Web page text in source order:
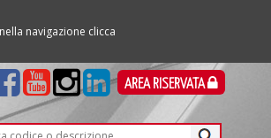
navigazione clicca
AREA RISERVATA